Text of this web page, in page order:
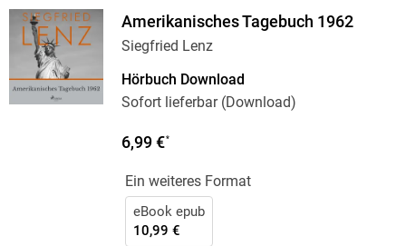
Amerikanisches Tagebuch 1962
Siegfried Lenz
Hörbuch Download
Sofort lieferbar (Download)
6,99 €*
Ein weiteres Format
eBook epub
10,99 €